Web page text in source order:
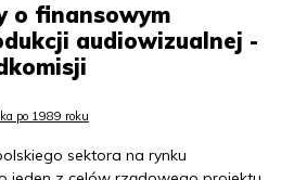
o finansowym
audiowizualnej -
po 1989 roku
sektora na rynku